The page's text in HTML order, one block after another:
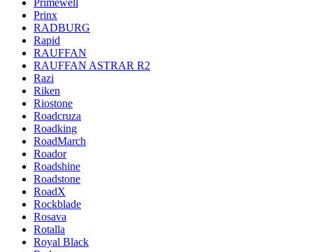
Prinx
RADBURG
Rapid
RAUFFAN
RAUFFAN ASTRAR R2
Razi
Riken
Riostone
Roadcruza
Roadking
RoadMarch
Roador
Roadshine
Roadstone
RoadX
Rockblade
Rosava
Rotalla
Royal Black